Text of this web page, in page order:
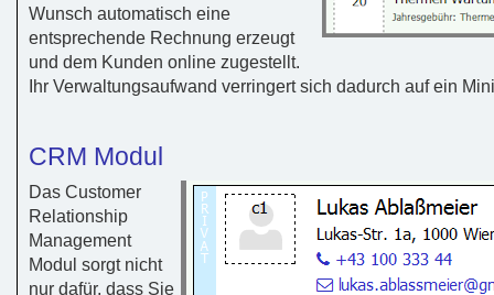
Wunsch automatisch eine
entsprechende Rechnung erzeugt
und dem Kunden online zugestellt.
Ihr Verwaltungsaufwand verringert sich dadurch auf ein
CRM Modul
Das Customer
Relationship
Management
Modul sorgt nicht
nur dafür, dass Sie